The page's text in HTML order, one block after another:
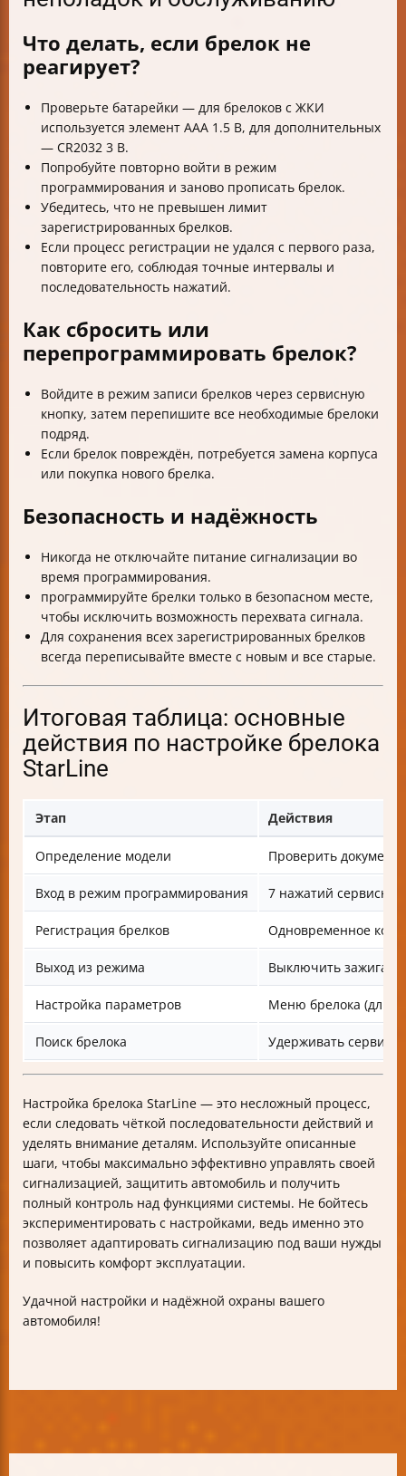
Что делать, если брелок не
реагирует?
Проверьте батарейки — для брелоков с ЖКИ
используется элемент AAA 1.5 В, для дополнительных
— CR2032 3 В.
Попробуйте повторно войти в режим
программирования и заново прописать брелок.
Убедитесь, что не превышен лимит
зарегистрированных брелков.
Если процесс регистрации не удался с первого раза,
повторите его, соблюдая точные интервалы и
последовательность нажатий.
Как сбросить или
перепрограммировать брелок?
Войдите в режим записи брелков через сервисную
кнопку, затем перепишите все необходимые брелоки
подряд.
Если брелок повреждён, потребуется замена корпуса
или покупка нового брелка.
Безопасность и надёжность
Никогда не отключайте питание сигнализации во
время программирования.
программируйте брелки только в безопасном месте,
чтобы исключить возможность перехвата сигнала.
Для сохранения всех зарегистрированных брелков
всегда переписывайте вместе с новым и все старые.
Итоговая таблица: основные
действия по настройке брелока
StarLine
Этап Действия
Определение модели Проверить
Вход в режим программирования 7 нажатий
Регистрация брелков Одновременное
Выход из режима Выключить
Настройка параметров Меню брелока
Поиск брелока Удерживать
Настройка брелока StarLine — это несложный процесс,
если следовать чёткой последовательности действий и
уделять внимание деталям. Используйте описанные
шаги, чтобы максимально эффективно управлять своей
сигнализацией, защитить автомобиль и получить
полный контроль над функциями системы. Не бойтесь
экспериментировать с настройками, ведь именно это
позволяет адаптировать сигнализацию под ваши нужды
и повысить комфорт эксплуатации.
Удачной настройки и надёжной охраны вашего
автомобиля!